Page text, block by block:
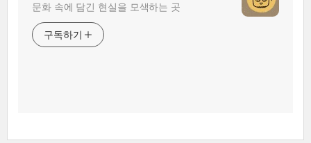
문화 속에 담긴 현실을 모색하는 곳
구독하기